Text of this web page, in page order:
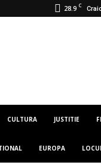
28.9 C
CULTURA JUSTITIE
EUROPA